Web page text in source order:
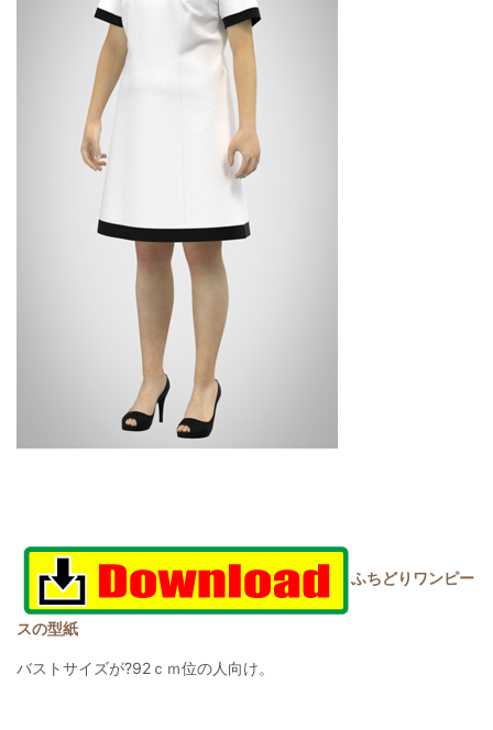
ふちどりワンピー
スの型紙
バストサイズが?92ｃｍ位の人向け。